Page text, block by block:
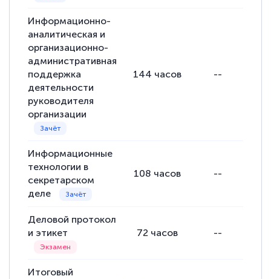
Информационно-
аналитическая и
организационно-
административная
поддержка
деятельности
руководителя
организации
144 часов --
Информационные
технологии в
секретарском
деле
108 часов --
Деловой протокол
и этикет
72 часов --
Итоговый